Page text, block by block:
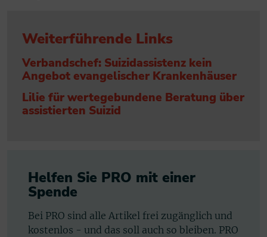
Weiterführende Links
Verbandschef: Suizidassistenz kein
Angebot evangelischer Krankenhäuser
Lilie für wertegebundene Beratung über
assistierten Suizid
Helfen Sie PRO mit einer
Spende
Bei PRO sind alle Artikel frei zugänglich und
kostenlos - und das soll auch so bleiben. PRO